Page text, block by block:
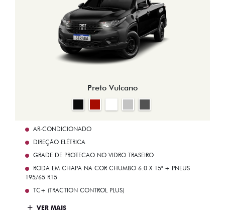
Preto Vulcano
AR-CONDICIONADO
DIREÇÃO ELÉTRICA
GRADE DE PROTECAO NO VIDRO TRASEIRO
RODA EM CHAPA NA COR CHUMBO 6.0 X 15" + PNEUS
195/65 R15
TC+ (TRACTION CONTROL PLUS)
VER MAIS